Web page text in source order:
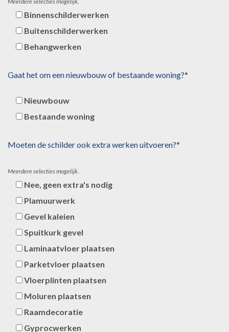
Binnenschilderwerken
Buitenschilderwerken
Behangwerken
Gaat het om een nieuwbouw of bestaande woning?*
Nieuwbouw
Bestaande woning
Moeten de schilder ook extra werken uitvoeren?*
Meerdere selecties mogelijk.
Nee, geen extra's nodig
Plamuurwerk
Gevel kaleien
Spuitkurk gevel
Laminaatvloer plaatsen
Parketvloer plaatsen
Vloerplinten plaatsen
Moluren plaatsen
Raamdecoratie
Gyprocwerken